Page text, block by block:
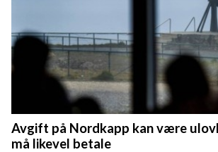
Avgift på Nordkapp kan være
må likevel betale